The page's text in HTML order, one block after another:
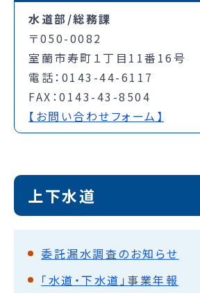
水道部/総務課
〒050-0082
室蘭市寿町１丁目11番16号
電話：0143-44-6117
FAX：0143-43-8504
【お問い合わせフォーム】
上下水道
委託漏水調査のお知らせ
「水道・下水道」事業年報